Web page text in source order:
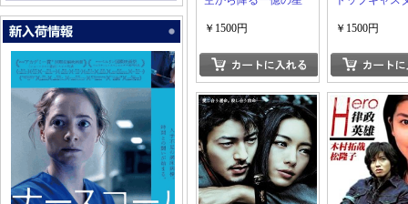
￥1500円 ￥1500円